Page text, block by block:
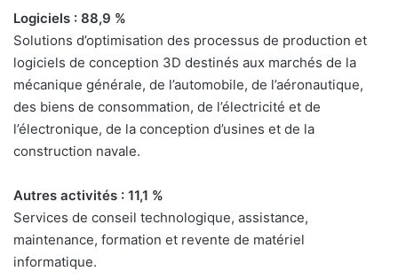
Logiciels : 88,9 %
Solutions d’optimisation des processus de production et
logiciels de conception 3D destinés aux marchés de la
mécanique générale, de l’automobile, de l’aéronautique,
des biens de consommation, de l’électricité et de
l’électronique, de la conception d’usines et de la
construction navale.
Autres activités : 11,1 %
Services de conseil technologique, assistance,
maintenance, formation et revente de matériel
informatique.